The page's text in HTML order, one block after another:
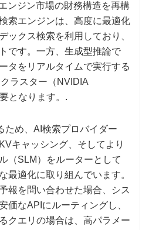
ンジン市場の財務構造を再構
索エンジンは、高度に最適化
ックス検索を利用しており、
です。一方、生成型推論で
タをリアルタイムで実行する
ラスター（NVIDIA
となります。.
ため、AI検索プロバイダー
キャッシング、そしてより
（SLM）をルーターとして
最適化に取り組んでいます。
報を問い合わせた場合、シス
価なAPIにルーティングし、
クエリの場合は、高パラメー